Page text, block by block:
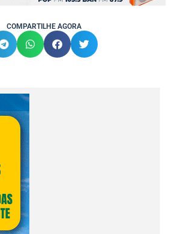
COMPARTILHE AGORA